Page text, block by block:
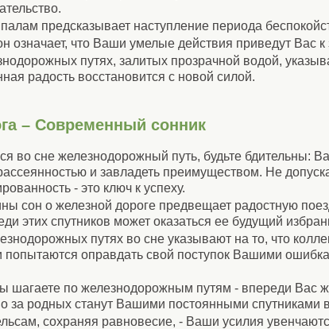
предсказывает наступление периода
означает, что Ваши умелые действия приведут Вас к
путях, залитых прозрачной водой,
радость восстановится с новой силой.
– Современный сонник
во сне железнодорожный путь, будьте бдительны:
и завладеть преимуществом. Не
- это ключ к успеху.
сон о железной дороге предвещает радостную
этих спутников может оказаться ее будущий
путях во сне указывают на то, что
оправдать свой поступок Вашими
шагаете по железнодорожным путям - впереди Вас
за родных станут Вашими постоянными спутниками
сохраняя равновесие, - Ваши усилия